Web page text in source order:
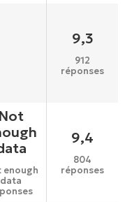
9,3
912
réponses
Not
enough
data
9,4
804
réponses